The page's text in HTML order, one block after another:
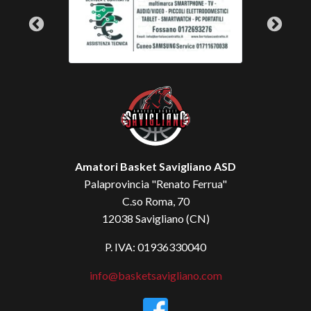
Amatori Basket Savigliano ASD
Palaprovincia "Renato Ferrua"
C.so Roma, 70
12038 Savigliano (CN)
P. IVA: 01936330040
info@basketsavigliano.com